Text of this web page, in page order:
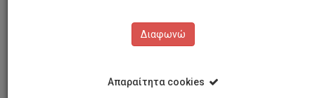
Διαφωνώ
Απαραίτητα cookies